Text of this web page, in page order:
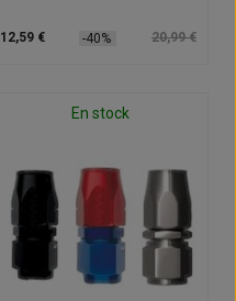
12,59 € -40% 20,99 €
En stock